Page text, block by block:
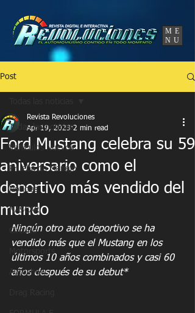
ME
NU
Post
Todas las noticias
Vehículos Nuevos
Prueba de Manejo
Noticias
NASCAR
Circuito
Motorsports
Autoshow
Ford Mustang celebra su 59
aniversario como el
deportivo más vendido del
mundo
Revista Revoluciones
Apr 19, 2023 2 min read
Ningún otro auto deportivo se ha
vendido más que el Mustang en los
últimos 10 años combinados y casi 60
años después de su debut*